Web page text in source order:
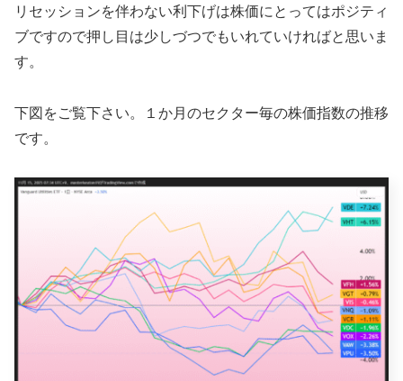
リセッションを伴わない利下げは株価にとってはポジティ
ブですので押し目は少しづつでもいれていければと思いま
す。
下図をご覧下さい。１か月のセクター毎の株価指数の推移
です。